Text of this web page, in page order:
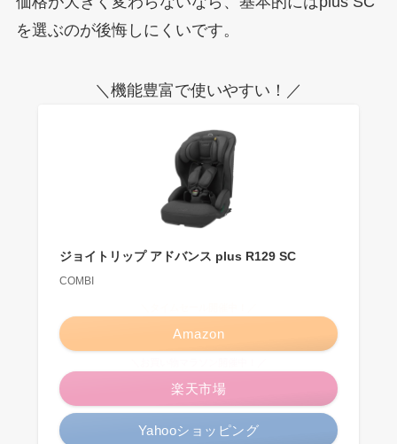
を選ぶのが後悔しにくいです。
＼機能豊富で使いやすい！／
ジョイトリップ アドバンス plus R129 SC
COMBI
Amazon
楽天市場
Yahooショッピング